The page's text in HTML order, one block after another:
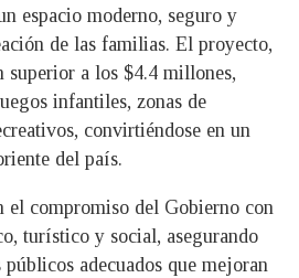
espacio moderno, seguro y
de las familias. El proyecto,
superior a los $4.4 millones,
infantiles, zonas de
convirtiéndose en un
del país.
el compromiso del Gobierno con
turístico y social, asegurando
adecuados que mejoran